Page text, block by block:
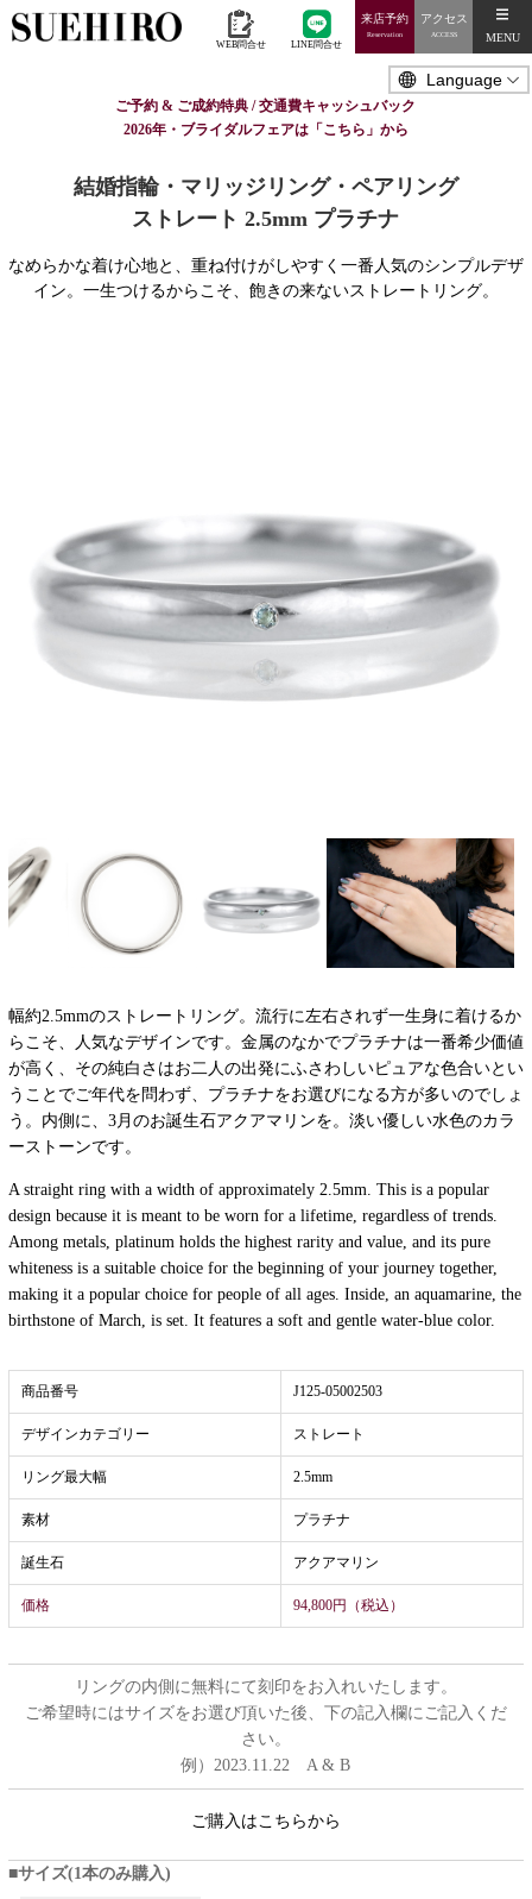
WEB問合せ LINE問合せ
来店予約
Reservation
アクセス
ACCESS MENU
ご予約 & ご成約特典 / 交通費キャッシュバック
2026年・ブライダルフェアは「こちら」から
結婚指輪・マリッジリング・ペアリング
ストレート 2.5mm プラチナ
なめらかな着け心地と、重ね付けがしやすく一番人気のシンプルデザ
イン。一生つけるからこそ、飽きの来ないストレートリング。
幅約2.5mmのストレートリング。流行に左右されず一生身に着けるか
らこそ、人気なデザインです。金属のなかでプラチナは一番希少価値
が高く、その純白さはお二人の出発にふさわしいピュアな色合いとい
うことでご年代を問わず、プラチナをお選びになる方が多いのでしょ
う。内側に、3月のお誕生石アクアマリンを。淡い優しい水色のカラ
ーストーンです。
A straight ring with a width of approximately 2.5mm. This is a popular
design because it is meant to be worn for a lifetime, regardless of trends.
Among metals, platinum holds the highest rarity and value, and its pure
whiteness is a suitable choice for the beginning of your journey together,
making it a popular choice for people of all ages. Inside, an aquamarine, the
birthstone of March, is set. It features a soft and gentle water-blue color.
商品番号 J125-05002503
デザインカテゴリー ストレート
リング最大幅 2.5mm
素材 プラチナ
誕生石 アクアマリン
価格 94,800円（税込）
リングの内側に無料にて刻印をお入れいたします。
ご希望時にはサイズをお選び頂いた後、下の記入欄にご記入くだ
さい。
例）2023.11.22 A & B
ご購入はこちらから
サイズ(1本のみ購入)